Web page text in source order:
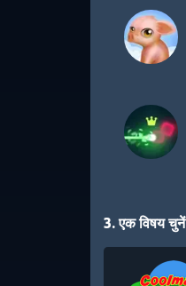
3. एक विषय चुनें